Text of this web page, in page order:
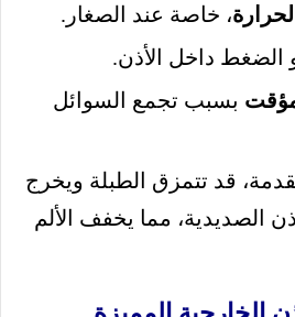
، خاصة عند الصغار.
الضغط داخل الأذن.
بسبب تجمع السوائل
قد تتمزق الطبلة ويخرج
الصديدية، مما يخفف الألم